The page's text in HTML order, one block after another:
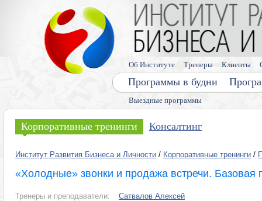
Выездные программы
Программы в будни
Об Институте Тренеры Клиенты
Корпоративные тренинги Консалтинг
Институт Развития Бизнеса и Личности / Корпоративные тренинги /
«Холодные» звонки и продажа встречи. Базовая
Тренеры и преподаватели: Сатвалов Алексей